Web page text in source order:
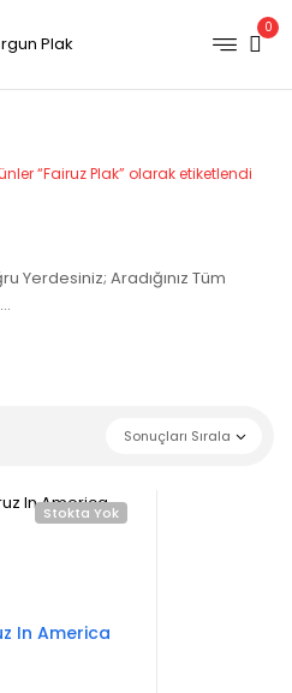
0
“Fairuz Plak” olarak etiketlendi
Yerdesiniz; Aradığınız Tüm
Sonuçları Sırala
Stokta Yok
In America